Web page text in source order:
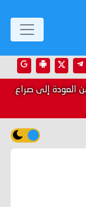
العودة إلى صراع